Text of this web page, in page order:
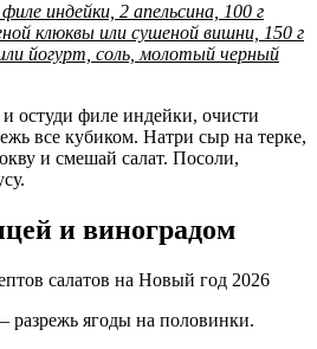
индейки, 2 апельсина, 100 г
клюквы или сушеной вишни, 150 г
йогурт, соль, молотый черный
остуди филе индейки, очисти
все кубиком. Натри сыр на терке,
и смешай салат. Посоли,
и виноградом
разрежь ягоды на половинки.